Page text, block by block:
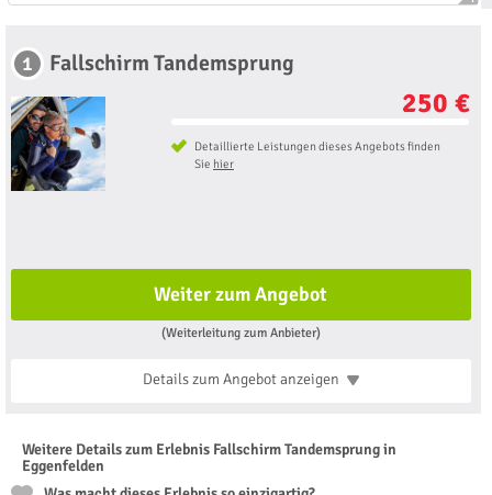
1 Fallschirm Tandemsprung
250 €
Detaillierte Leistungen dieses Angebots finden
Sie hier
Weiter zum Angebot
(Weiterleitung zum Anbieter)
Details zum Angebotanzeigen
Weitere Details zum Erlebnis Fallschirm Tandemsprung in
Eggenfelden